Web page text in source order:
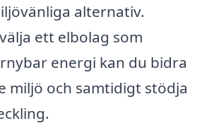
alternativ.
ett elbolag som
energi kan du bidra
miljö och samtidigt stödja